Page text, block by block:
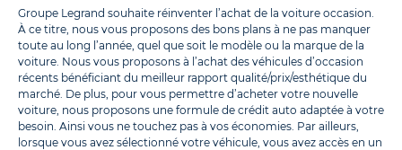
Groupe Legrand souhaite réinventer l’achat de la voiture occasion.
À ce titre, nous vous proposons des bons plans à ne pas manquer
toute au long l’année, quel que soit le modèle ou la marque de la
voiture. Nous vous proposons à l’achat des véhicules d’occasion
récents bénéficiant du meilleur rapport qualité/prix/esthétique du
marché. De plus, pour vous permettre d’acheter votre nouvelle
voiture, nous proposons une formule de crédit auto adaptée à votre
besoin. Ainsi vous ne touchez pas à vos économies. Par ailleurs,
lorsque vous avez sélectionné votre véhicule, vous avez accès en un